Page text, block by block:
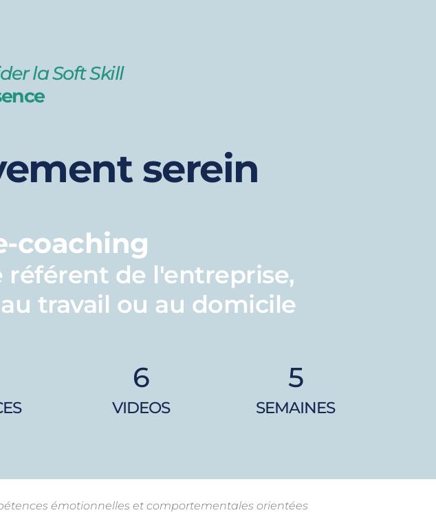
la Soft Skill
serein
coaching
référent de l'entreprise,
travail ou au domicile
6
VIDEOS
5
SEMAINES
émotionnelles et comportementales orientées